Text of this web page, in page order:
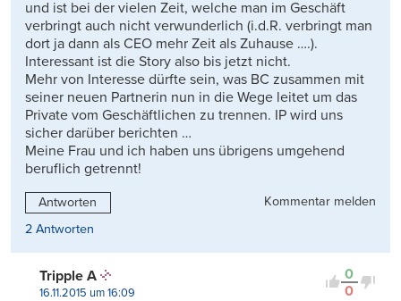
und ist bei der vielen Zeit, welche man im Geschäft
verbringt auch nicht verwunderlich (i.d.R. verbringt man
dort ja dann als CEO mehr Zeit als Zuhause ….).
Interessant ist die Story also bis jetzt nicht.
Mehr von Interesse dürfte sein, was BC zusammen mit
seiner neuen Partnerin nun in die Wege leitet um das
Private vom Geschäftlichen zu trennen. IP wird uns
sicher darüber berichten …
Meine Frau und ich haben uns übrigens umgehend
beruflich getrennt!
Antworten
Kommentar melden
2 Antworten
0
0
Tripple A
16.11.2015 um 16:09